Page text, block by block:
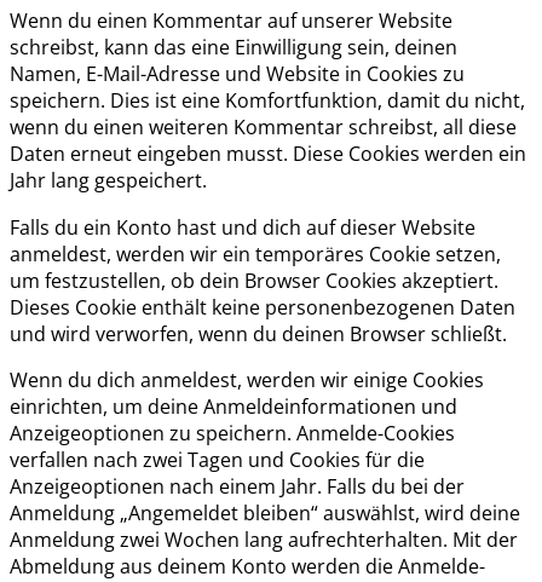
Wenn du einen Kommentar auf unserer Website
schreibst, kann das eine Einwilligung sein, deinen
Namen, E-Mail-Adresse und Website in Cookies zu
speichern. Dies ist eine Komfortfunktion, damit du nicht,
wenn du einen weiteren Kommentar schreibst, all diese
Daten erneut eingeben musst. Diese Cookies werden ein
Jahr lang gespeichert.
Falls du ein Konto hast und dich auf dieser Website
anmeldest, werden wir ein temporäres Cookie setzen,
um festzustellen, ob dein Browser Cookies akzeptiert.
Dieses Cookie enthält keine personenbezogenen Daten
und wird verworfen, wenn du deinen Browser schließt.
Wenn du dich anmeldest, werden wir einige Cookies
einrichten, um deine Anmeldeinformationen und
Anzeigeoptionen zu speichern. Anmelde-Cookies
verfallen nach zwei Tagen und Cookies für die
Anzeigeoptionen nach einem Jahr. Falls du bei der
Anmeldung „Angemeldet bleiben“ auswählst, wird deine
Anmeldung zwei Wochen lang aufrechterhalten. Mit der
Abmeldung aus deinem Konto werden die Anmelde-